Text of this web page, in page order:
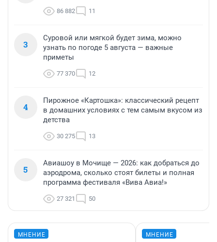
86 882 11
3
Суровой или мягкой будет зима, можно
узнать по погоде 5 августа — важные
приметы
77 370 12
4
Пирожное «Картошка»: классический рецепт
в домашних условиях с тем самым вкусом из
детства
30 275 13
5
Авиашоу в Мочище — 2026: как добраться до
аэродрома, сколько стоят билеты и полная
программа фестиваля «Вива Авиа!»
27 321 50
МНЕНИЕ МНЕНИЕ